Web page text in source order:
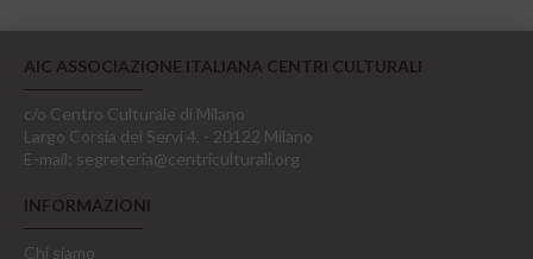
AIC ASSOCIAZIONE ITALIANA CENTRI CULTURALI
c/o Centro Culturale di Milano
Largo Corsia dei Servi 4, - 20122 Milano
E-mail: segreteria@centriculturali.org
INFORMAZIONI
Chi siamo